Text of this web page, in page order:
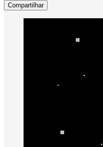
Compartilhar